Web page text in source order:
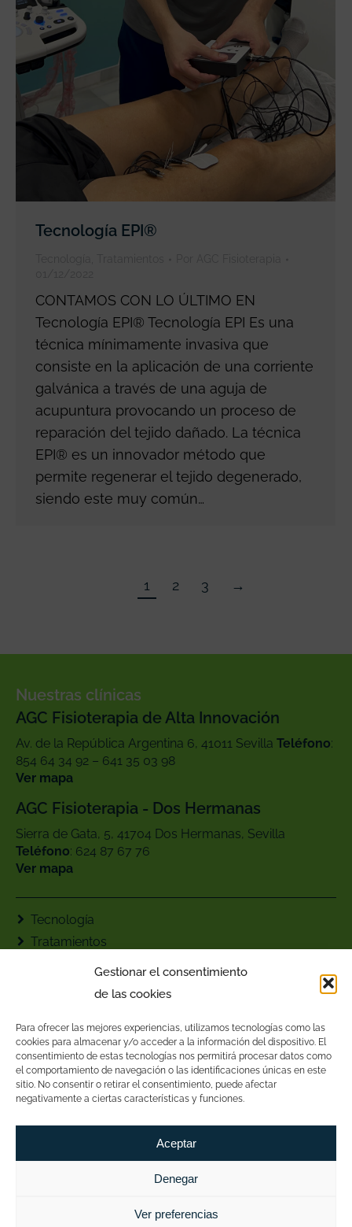
Gestionar el consentimiento
de las cookies
Para ofrecer las mejores experiencias, utilizamos tecnologías como las
cookies para almacenar y/o acceder a la información del dispositivo. El
consentimiento de estas tecnologías nos permitirá procesar datos como
el comportamiento de navegación o las identificaciones únicas en este
sitio. No consentir o retirar el consentimiento, puede afectar
negativamente a ciertas características y funciones.
Aceptar
Denegar
Ver preferencias
Tecnología EPI®
CONTAMOS CON LO ÚLTIMO EN
Tecnología EPI® Tecnología EPI Es una
técnica mínimamente invasiva que
consiste en la aplicación de una corriente
galvánica a través de una aguja de
acupuntura provocando un proceso de
reparación del tejido dañado. La técnica
EPI® es un innovador método que
permite regenerar el tejido degenerado,
siendo este muy común…
1 2 3 →
Nuestras clínicas
AGC Fisioterapia de Alta Innovación
Av. de la República Argentina 6, 41011 Sevilla Teléfono:
854 64 34 92 – 641 35 03 98
Ver mapa
AGC Fisioterapia - Dos Hermanas
Sierra de Gata, 5, 41704 Dos Hermanas, Sevilla
Teléfono: ‪624 87 67 76‬
Ver mapa
Tecnología
Tratamientos